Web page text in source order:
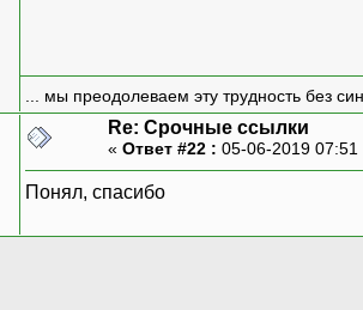
... мы преодолеваем эту трудность без
Re: Срочные ссылки
« Ответ #22 : 05-06-2019
Понял, спасибо